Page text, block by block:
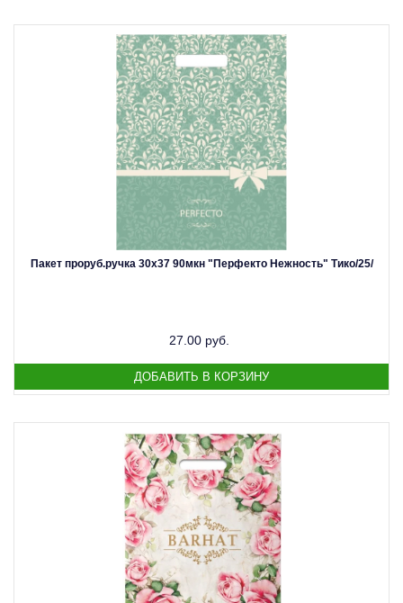
Пакет проруб.ручка 30х37 90мкн "Перфекто Нежность" Тико/25/
27.00 руб.